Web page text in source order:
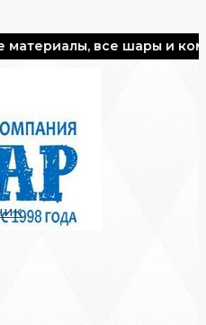
все шары и